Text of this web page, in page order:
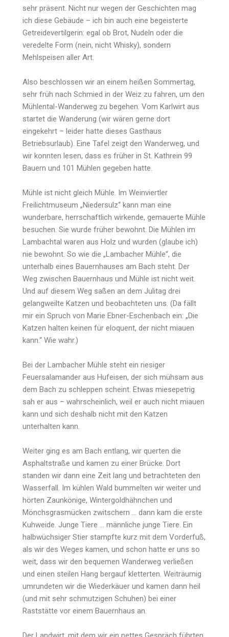
sehr präsent. Nicht nur wegen der Geschichten mag
ich diese Gebäude – ich bin auch eine begeisterte
Getreidevertilgerin: egal ob Brot, Nudeln oder die
veredelte Form (nein, nicht Whisky), sondern
Mehlspeisen aller Art.
Also beschlossen wir an einem heißen Sommertag,
sehr früh nach Schmied in der Weiz zu fahren, um den
Mühlental-Wanderweg zu begehen. Vom Karlwirt aus
startet die Wanderung (wir wären gerne dort
eingekehrt – leider hatte dieses Gasthaus
Betriebsurlaub). Eine Tafel zeigt den Wanderweg, und
wir konnten lesen, dass es früher in St. Kathrein 99
Bauern und 101 Mühlen gegeben hatte.
Mühle ist nicht gleich Mühle. Im Weinviertler
Freilichtmuseum „Niedersulz“ kann man eine
wunderbare, herrschaftlich wirkende, gemauerte Mühle
besuchen. Sie wurde früher bewohnt. Die Mühlen im
Lambachtal waren aus Holz und wurden (glaube ich)
nie bewohnt. So wie die „Lambacher Mühle“, die
unterhalb eines Bauernhauses am Bach steht. Der
Weg zwischen Bauernhaus und Mühle ist nicht weit.
Und auf diesem Weg saßen an dem Julitag drei
gelangweilte Katzen und beobachteten uns. (Da fällt
mir ein Spruch von Marie Ebner-Eschenbach ein: „Die
Katzen halten keinen für eloquent, der nicht miauen
kann.“ Wie wahr.)
Bei der Lambacher Mühle steht ein riesiger
Feuersalamander aus Hufeisen, der sich mühsam aus
dem Bach zu schleppen scheint. Etwas miesepetrig
sah er aus – wahrscheinlich, weil er auch nicht miauen
kann und sich deshalb nicht mit den Katzen
unterhalten kann.
Weiter ging es am Bach entlang, wir querten die
Asphaltstraße und kamen zu einer Brücke. Dort
standen wir dann eine Zeit lang und betrachteten den
Wasserfall. Im kühlen Wald bummelten wir weiter und
hörten Zaunkönige, Wintergoldhähnchen und
Mönchsgrasmücken zwitschern … dann kam die erste
Kuhweide. Junge Tiere … männliche junge Tiere. Ein
halbwüchsiger Stier stampfte kurz mit dem Vorderfuß,
als wir des Weges kamen, und schon hatte er uns so
weit, dass wir den bequemen Wanderweg verließen
und einen steilen Hang bergauf kletterten. Weiträumig
umrundeten wir die Wiederkäuer und kamen dann heil
(und mit sehr schmutzigen Schuhen) bei einer
Raststätte vor einem Bauernhaus an.